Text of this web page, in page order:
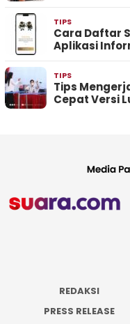
TIPS
Cara Daftar
Aplikasi
TIPS
Tips
Cepat Versi
REDAKSI
PRESS RELEASE